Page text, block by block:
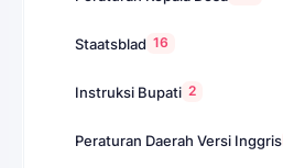
Staatsblad 16
Instruksi Bupati 2
Peraturan Daerah Versi Inggris